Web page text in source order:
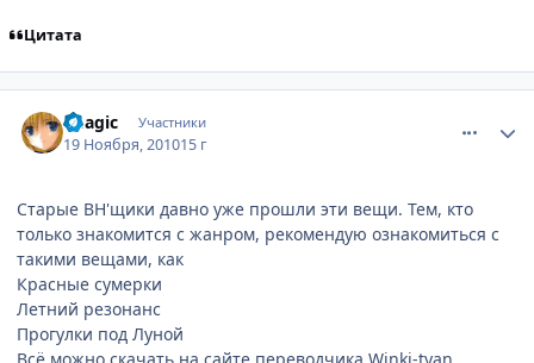
Цитата
imagic Участники
19 Ноября, 201015 г
Старые ВН'щики давно уже прошли эти вещи. Тем, кто
только знакомится с жанром, рекомендую ознакомиться с
такими вещами, как
Красные сумерки
Летний резонанс
Прогулки под Луной
Всё можно скачать на сайте переводчика Winki-tyan